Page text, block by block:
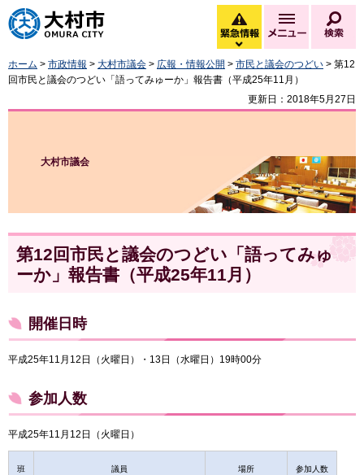
大村市
緊急情報
緊急情報を開く
メニュー
ホーム > 市政情報 > 大村市議会 > 広報・情報公開 > 市民と議会のつどい > 第12
回市民と議会のつどい「語ってみゅーか」報告書（平成25年11月）
更新日：2018年5月27日
大村市議会
第12回市民と議会のつどい「語ってみゅ
ーか」報告書（平成25年11月）
開催日時
平成25年11月12日（火曜日）・13日（水曜日）19時00分
参加人数
平成25年11月12日（火曜日）
班 議員 場所 参加人数